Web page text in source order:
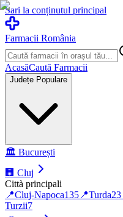
Sari la conținutul principal
Farmacii România
AcasăCaută Farmacii
Județe Populare
🏛️ București
🏢 Cluj
Città principali
📍Cluj-Napoca135 📍Turda23
Turzii7